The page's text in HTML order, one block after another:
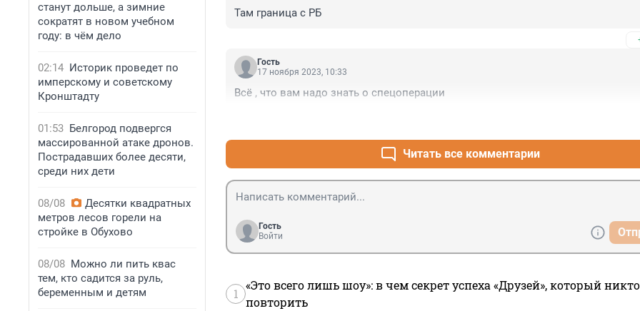
станут дольше, а зимние
сократят в новом учебном
году: в чём дело
02:14 Историк проведет по
имперскому и советскому
Кронштадту
01:53 Белгород подвергся
массированной атаке дронов.
Пострадавших более десяти,
среди них дети
08/08
Десятки квадратных
метров лесов горели на
стройке в Обухово
08/08 Можно ли пить квас
тем, кто садится за руль,
беременным и детям
Там граница с РБ
Гость
17 ноября 2023, 10:33
Всё , что вам надо знать о спецоперации
Читать все комментарии
Гость
Войти
1
«Это всего лишь шоу»: в чем секрет успеха «Друзей», который
повторить